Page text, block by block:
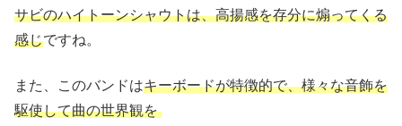
サビのハイトーンシャウトは、高揚感を存分に煽ってくる
感じですね。
また、このバンドはキーボードが特徴的で、様々な音飾を
駆使して曲の世界観を